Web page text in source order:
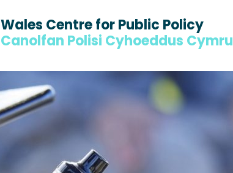
Wales Centre for Public Policy
Canolfan Polisi Cyhoeddus Cymru